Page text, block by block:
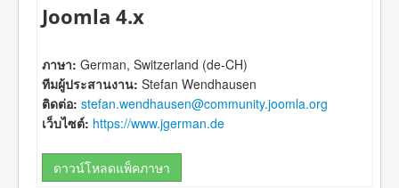
Joomla 4.x
ภาษา: German, Switzerland (de-CH)
ทีมผู้ประสานงาน: Stefan Wendhausen
ติดต่อ: stefan.wendhausen@community.joomla.org
เว็บไซต์: https://www.jgerman.de
ดาวน์โหลดแพ็คภาษา